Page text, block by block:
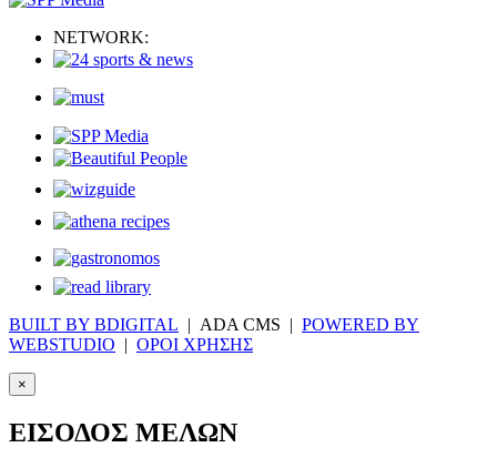
NETWORK:
BUILT BY BDIGITAL | ADA CMS | POWERED BY
WEBSTUDIO | ΟΡΟΙ ΧΡΗΣΗΣ
×
ΕΙΣΟΔΟΣ ΜΕΛΩΝ